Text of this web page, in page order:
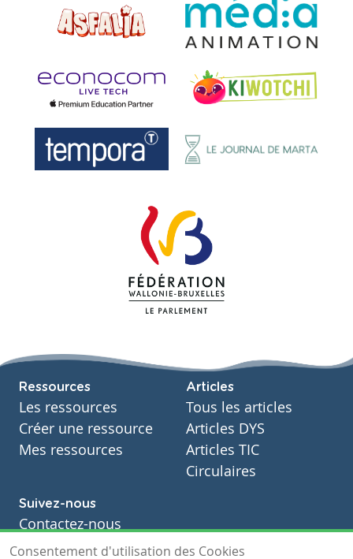
Ressources
Les ressources
Créer une ressource
Mes ressources
Articles
Tous les articles
Articles DYS
Articles TIC
Circulaires
Suivez-nous
Contactez-nous
Soutien scolaire
Consentement d'utilisation des Cookies